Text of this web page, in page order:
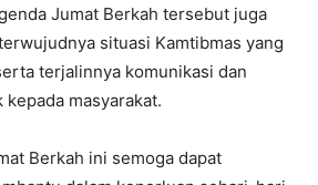
Jumat Berkah tersebut juga
situasi Kamtibmas yang
terjalinnya komunikasi dan
masyarakat.
Berkah ini semoga dapat